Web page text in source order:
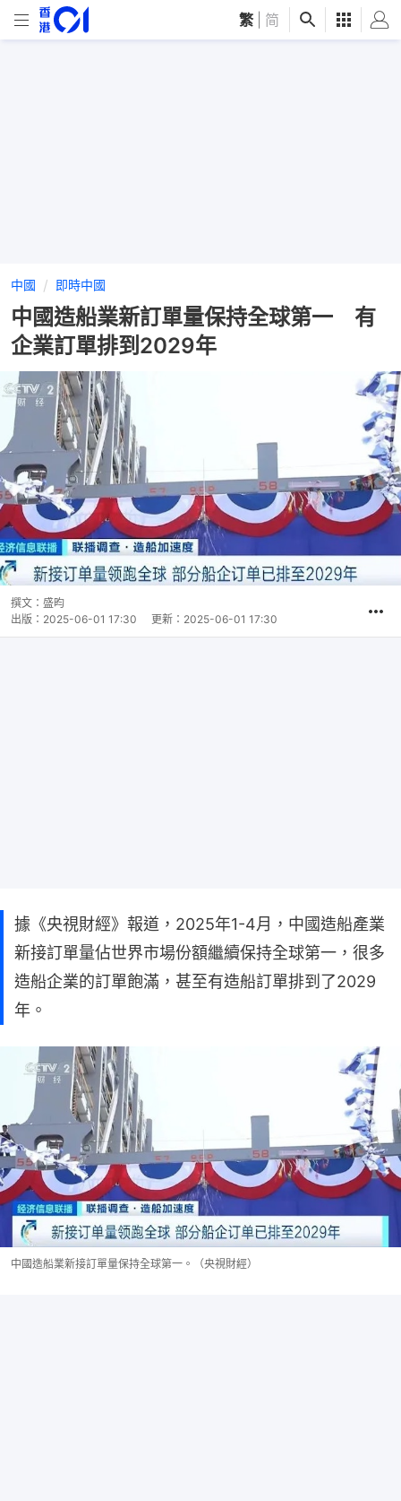
繁 简
中國 即時中國
中國造船業新訂單量保持全球第一 有
企業訂單排到2029年
撰文： 盛昀
出版： 2025-06-01 17:30 更新： 2025-06-01 17:30
據《央視財經》報道，2025年1-4月，中國造船產業
新接訂單量佔世界市場份額繼續保持全球第一，很多
造船企業的訂單飽滿，甚至有造船訂單排到了2029
年。
中國造船業新接訂單量保持全球第一。（央視財經）